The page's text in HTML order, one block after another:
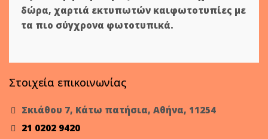
δώρα, χαρτιά εκτυπωτών καιφωτοτυπίες με
τα πιο σύγχρονα φωτοτυπικά.
Στοιχεία επικοινωνίας
Σκιάθου 7, Κάτω πατήσια, Αθήνα, 11254
21 0202 9420